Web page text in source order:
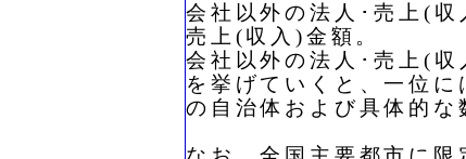
会社以外の法人･売上(
売上(収入)金額。
会社以外の法人･売上(
を挙げていくと、一位に
の自治体および具体的な